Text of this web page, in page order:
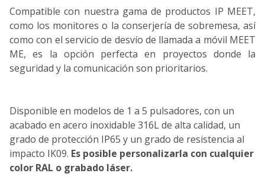
Compatible con nuestra gama de productos IP MEET,
como los monitores o la conserjería de sobremesa, así
como con el servicio de desvío de llamada a móvil MEET
ME, es la opción perfecta en proyectos donde la
seguridad y la comunicación son prioritarios.
Disponible en modelos de 1 a 5 pulsadores, con un
acabado en acero inoxidable 316L de alta calidad, un
grado de protección IP65 y un grado de resistencia al
impacto IK09. Es posible personalizarla con cualquier
color RAL o grabado láser.